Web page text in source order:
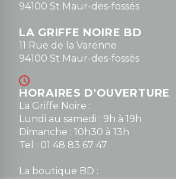
94100 St Maur-des-fossés
LA GRIFFE NOIRE BD
11 Rue de la Varenne
94100 St Maur-des-fossés
HORAIRES D'OUVERTURE
La Griffe Noire :
Lundi au samedi : 9h à 19h
Dimanche : 10h30 à 13h
Tel : 01 48 83 67 47
La boutique BD :